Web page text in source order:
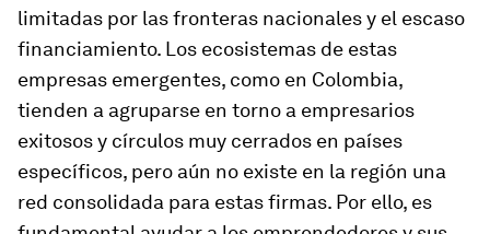
limitadas por las fronteras nacionales y el escaso
financiamiento. Los ecosistemas de estas
empresas emergentes, como en Colombia,
tienden a agruparse en torno a empresarios
exitosos y círculos muy cerrados en países
específicos, pero aún no existe en la región una
red consolidada para estas firmas. Por ello, es